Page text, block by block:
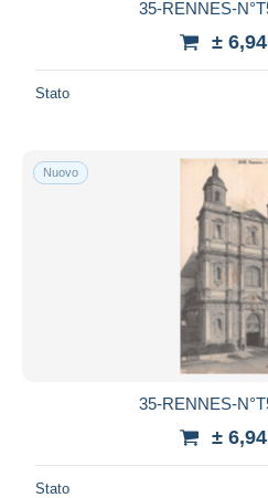
35-RENNES-
±
Stato
Nuovo
35-RENNES-
±
Stato